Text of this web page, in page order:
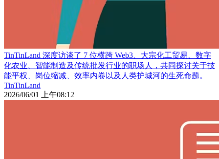
TinTinLand 深度访谈了 7 位横跨 Web3、大宗化工贸易、数字
化农业、智能制造及传统批发行业的职场人，共同探讨关于技
能平权、岗位缩减、效率内卷以及人类护城河的生死命题。
TinTinLand
2026/06/01 上午08:12